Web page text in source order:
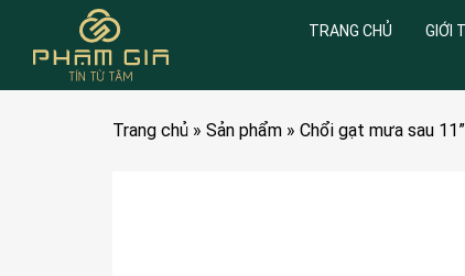
TRANG CHỦ GIỚI
Trang chủ » Sản phẩm » Chổi gạt mưa sau